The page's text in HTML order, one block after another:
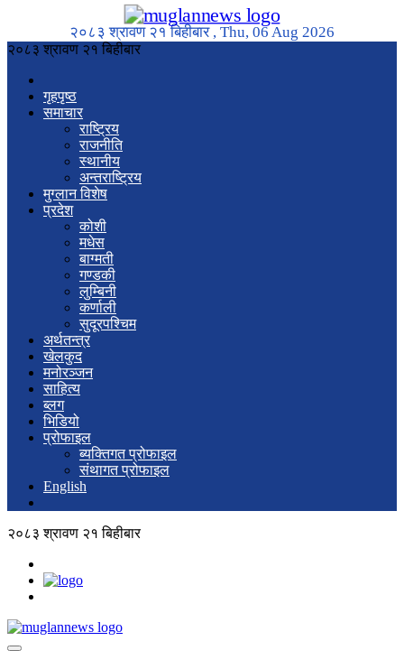
२०८३ श्रावण २१ बिहीबार , Thu, 06 Aug 2026
२०८३ श्रावण २१ बिहीबार
गृहपृष्ठ
समाचार
राष्ट्रिय
राजनीति
स्थानीय
अन्तराष्ट्रिय
मुग्लान विशेष
प्रदेश
कोशी
मधेस
बाग्मती
गण्डकी
लुम्बिनी
कर्णाली
सुदूरपश्चिम
अर्थतन्त्र
खेलकुद
मनोरञ्जन
साहित्य
ब्लग
भिडियो
प्रोफाइल
ब्यक्तिगत प्रोफाइल
संथागत प्रोफाइल
English
२०८३ श्रावण २१ बिहीबार